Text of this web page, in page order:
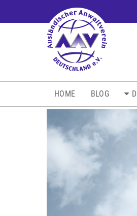
HOME BLOG